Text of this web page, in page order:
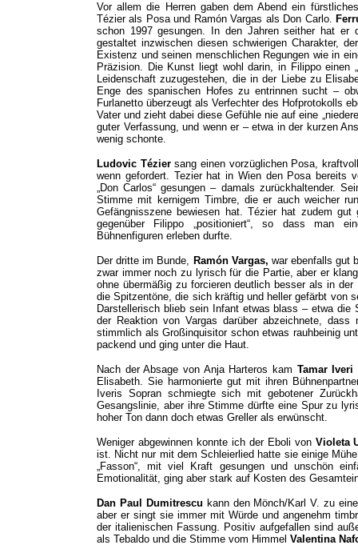
Vor allem die Herren gaben dem Abend ein
Tézier als Posa und Ramón Vargas als Don Carlo.
schon 1997 gesungen. In den Jahren seither hat er
gestaltet inzwischen diesen schwierigen Charakter,
Existenz und seinen menschlichen Regungen wie in
Präzision. Die Kunst liegt wohl darin, in Filippo einen
Leidenschaft zuzugestehen, die in der Liebe zu
Enge des spanischen Hofes zu entrinnen sucht –
Furlanetto überzeugt als Verfechter des Hofprotokolls
Vater und zieht dabei diese Gefühle nie auf eine
guter Verfassung, und wenn er – etwa in der kurzen
wenig schonte.
Ludovic Téziersang einen vorzüglichen Posa,
wenn gefordert. Tezier hat in Wien den Posa bereits
„Don Carlos“ gesungen – damals zurückhaltender.
Stimme mit kernigem Timbre, die er auch weicher
Gefängnisszene bewiesen hat. Tézier hat zudem
gegenüber Filippo „positioniert“, so dass man
Bühnenfiguren erleben durfte.
Der dritte im Bunde, Ramón Vargas, war ebenfalls gut
zwar immer noch zu lyrisch für die Partie, aber er
ohne übermäßig zu forcieren deutlich besser als in
die Spitzentöne, die sich kräftig und heller gefärbt von
Darstellerisch blieb sein Infant etwas blass – etwa
der Reaktion von Vargas darüber abzeichnete,
stimmlich als Großinquisitor schon etwas rauhbeinig
packend und ging unter die Haut.
Nach der Absage von Anja Harteros kam Tamar Iveri
Elisabeth. Sie harmonierte gut mit ihren
Iveris Sopran schmiegte sich mit gebotener
Gesangslinie, aber ihre Stimme dürfte eine Spur zu
hoher Ton dann doch etwas Greller als erwünscht.
Weniger abgewinnen konnte ich der Eboli von Violeta
ist. Nicht nur mit dem Schleierlied hatte sie einige
„Fasson“, mit viel Kraft gesungen und unschön
Emotionalität, ging aber stark auf Kosten des
Dan Paul Dumitrescu kann den Mönch/Karl V. zu
aber er singt sie immer mit Würde und angenehm
der italienischen Fassung. Positiv aufgefallen sind
als Tebaldo und die Stimme vom Himmel Valentina